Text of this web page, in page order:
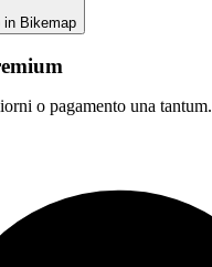
in Bikemap
o pagamento una tantum.